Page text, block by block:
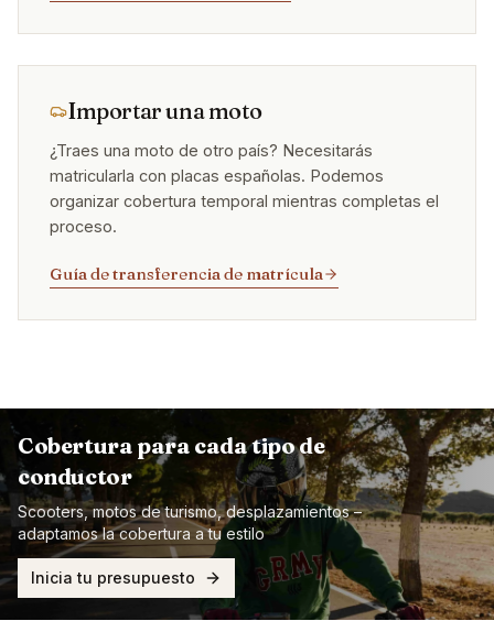
Importar una moto
¿Traes una moto de otro país? Necesitarás
matricularla con placas españolas. Podemos
organizar cobertura temporal mientras completas el
proceso.
Guía de transferencia de matrícula
Cobertura para cada tipo de
conductor
Scooters, motos de turismo, desplazamientos –
adaptamos la cobertura a tu estilo
Inicia tu presupuesto